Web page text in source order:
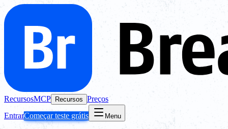
RecursosMCP Recursos Preços
EntrarComeçar teste grátis Menu